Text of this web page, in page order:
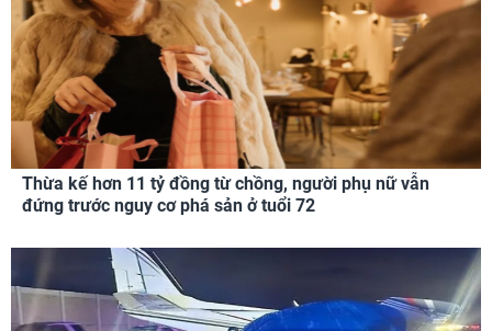
Thừa kế hơn 11 tỷ đồng từ chồng, người phụ nữ vẫn
đứng trước nguy cơ phá sản ở tuổi 72